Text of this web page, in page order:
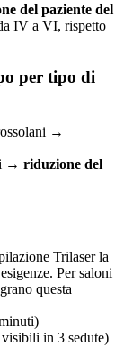
del paziente del
IV a VI, rispetto
per tipo di
→
→ riduzione del
Trilaser la
Per saloni
questa
in 3 sedute)